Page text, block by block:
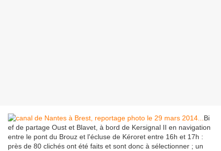
Bi
ef de partage Oust et Blavet, à bord de Kersignal II en navigation
entre le pont du Brouz et l'écluse de Kéroret entre 16h et 17h :
près de 80 clichés ont été faits et sont donc à sélectionner ; un